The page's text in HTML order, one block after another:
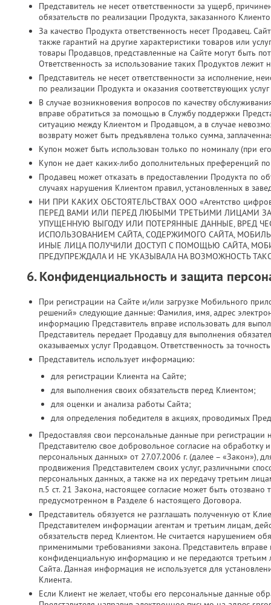
Представитель не несет ответственности за ущерб,
обязательств по реализации Продукта, заказанного
За качество Продукта ответственность несет Продавец.
также гарантий на другие характеристики товаров или
товары Продавцов, представленные на Сайте могут быть
Ответственность за использование таких Продуктов лежит
Представитель не несет ответственности за исполнение,
по реализации Продукта и оказания соответствующих
В случае возникновения вопросов по качеству
вправе обратиться за помощью в Службу поддержки
ситуацию между Клиентом и Продавцом, а в случае
возврату может быть предъявлена только сумма,
Купон может быть использован только по номиналу (при
Купон не дает каких-либо дополнительных преференций
Продавец может отказать в предоставлении Продукта по
случаях нарушения Клиентом правил, установленных в
НИ ПРИ КАКИХ ОБСТОЯТЕЛЬСТВАХ ООО «Агентство
ПЕРЕД ВАМИ ИЛИ ПЕРЕД ЛЮБЫМИ ТРЕТЬИМИ ЛИЦАМИ
УПУЩЕННУЮ ВЫГОДУ ИЛИ ПОТЕРЯННЫЕ ДАННЫЕ, ВРЕД
ИСПОЛЬЗОВАНИЕМ САЙТА, СОДЕРЖИМОГО САЙТА,
ИНЫЕ ЛИЦА ПОЛУЧИЛИ ДОСТУП С ПОМОЩЬЮ САЙТА,
ПРЕДУПРЕЖДАЛА И НЕ УКАЗЫВАЛА НА ВОЗМОЖНОСТЬ
6. Конфиденциальность и защита
При регистрации на Сайте и/или загрузке Мобильного
решений» следующие данные: Фамилия, имя, адрес
информацию Представитель вправе использовать для
Представитель передает Продавцу для выполнения
оказываемых услуг Продавцом. Ответственность за
Представитель использует информацию:
для регистрации Клиента на Сайте;
для выполнения своих обязательств перед Клиентом;
для оценки и анализа работы Сайта;
для определения победителя в акциях, проводимых
Предоставляя свои персональные данные при
Представителю свое добровольное согласие на обработку
персональных данных» от 27.07.2006 г. (далее – «Закон»),
продвижения Представителем своих услуг, различными
персональных данных, а также на их передачу третьим
п.5 ст. 21 Закона, настоящее согласие может быть
предусмотренном в Разделе 6 настоящего Договора.
Представитель обязуется не разглашать полученную от
Представителем информации агентам и третьим лицам,
обязательств перед Клиентом. Не считается нарушением
применимыми требованиями закона. Представитель вправе
конфиденциальную информацию и не передаются третьим
Сайта. Данная информация не используется для
Клиента.
Если Клиент не желает, чтобы его персональные данные